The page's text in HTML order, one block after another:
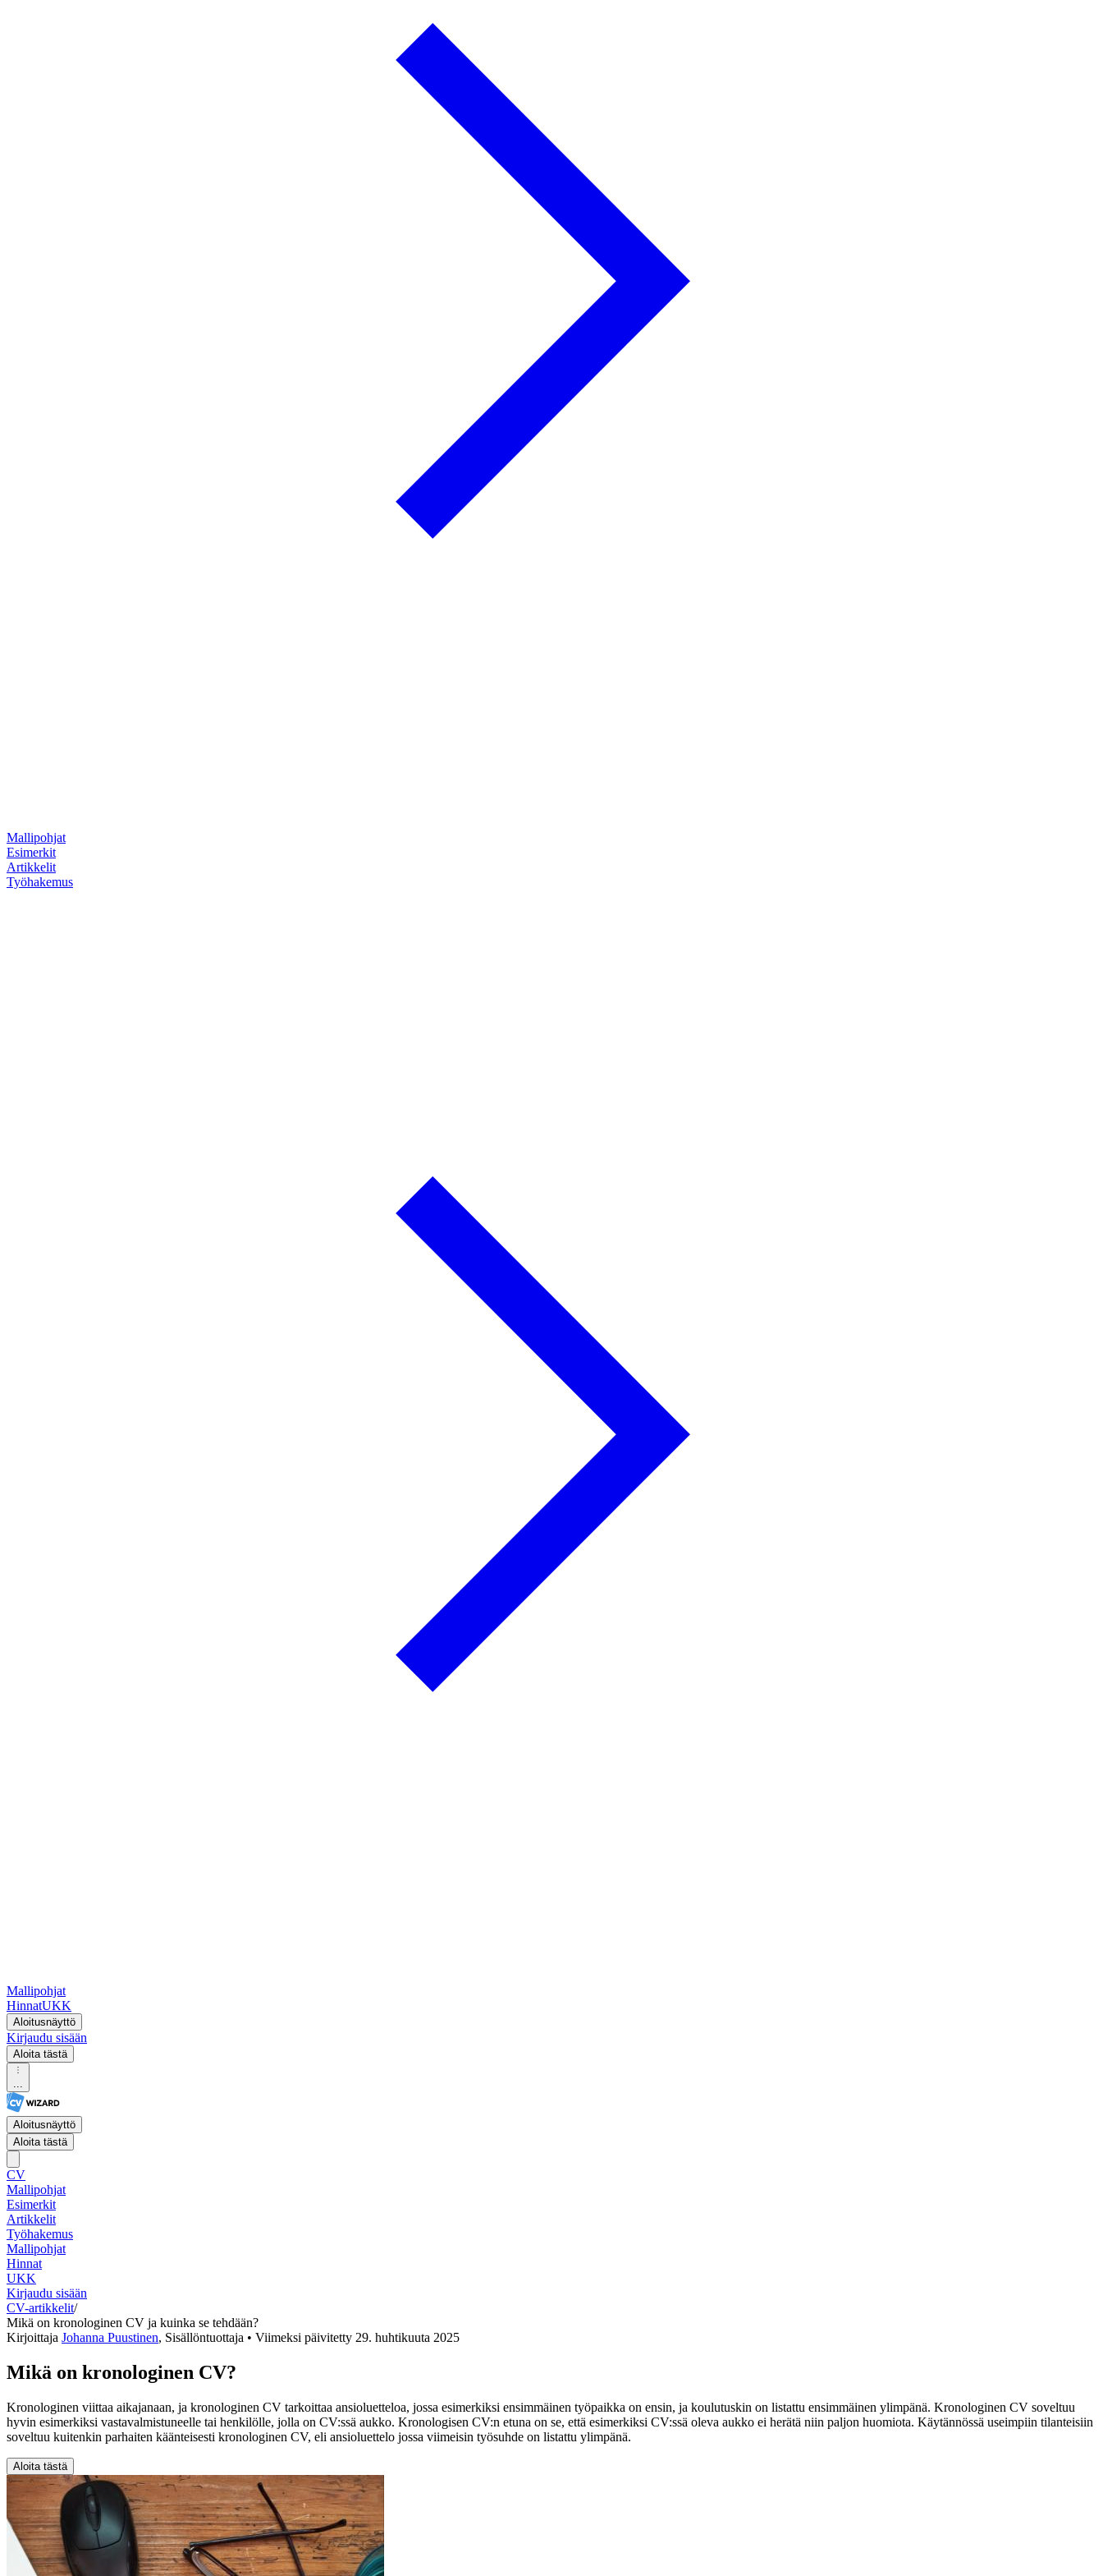
Mallipohjat
Esimerkit
Artikkelit
Työhakemus
Mallipohjat
HinnatUKK
Aloitusnäyttö
Kirjaudu sisään
Aloita tästä
...
Aloitusnäyttö
Aloita tästä
CV
Mallipohjat
Esimerkit
Artikkelit
Työhakemus
Mallipohjat
Hinnat
UKK
Kirjaudu sisään
CV-artikkelit/
Mikä on kronologinen CV ja kuinka se tehdään?
Kirjoittaja Johanna Puustinen, Sisällöntuottaja • Viimeksi päivitetty 29. huhtikuuta 2025
Mikä on kronologinen CV?
Kronologinen viittaa aikajanaan, ja kronologinen CV tarkoittaa ansioluetteloa, jossa esimerkiksi ensimmäinen työpaikka on ensin, ja koulutuskin on listattu ensimmäinen ylimpänä. Kronologinen CV soveltuu
hyvin esimerkiksi vastavalmistuneelle tai henkilölle, jolla on CV:ssä aukko. Kronologisen CV:n etuna on se, että esimerkiksi CV:ssä oleva aukko ei herätä niin paljon huomiota. Käytännössä useimpiin tilanteisiin
soveltuu kuitenkin parhaiten käänteisesti kronologinen CV, eli ansioluettelo jossa viimeisin työsuhde on listattu ylimpänä.
Aloita tästä